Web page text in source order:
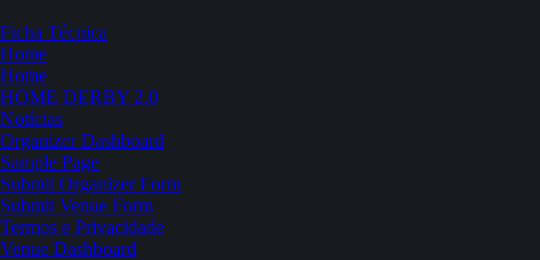
Ficha Técnica
Home
Home
HOME DERBY 2.0
Notícias
Organizer Dashboard
Sample Page
Submit Organizer Form
Submit Venue Form
Termos e Privacidade
Venue Dashboard